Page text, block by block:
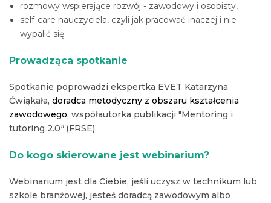
rozmowy wspierające rozwój - zawodowy i osobisty,
self-care nauczyciela, czyli jak pracować inaczej i nie
wypalić się.
Prowadząca spotkanie
Spotkanie poprowadzi ekspertka EVET Katarzyna
Ćwiąkała, doradca metodyczny z obszaru kształcenia
zawodowego, współautorka publikacji "Mentoring i
tutoring 2.0"(FRSE).
Do kogo skierowane jest webinarium?
Webinarium jest dla Ciebie, jeśli uczysz w technikum lub
szkole branżowej, jesteś doradcą zawodowym albo